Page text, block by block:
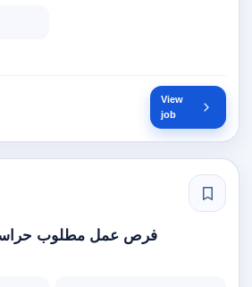
View
job
فرص عمل مطلوب